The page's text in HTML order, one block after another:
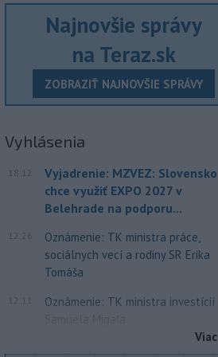
Najnovšie správy
na Teraz.sk
ZOBRAZIŤ NAJNOVŠIE SPRÁVY
Vyhlásenia
18:12
Vyjadrenie: MZVEZ: Slovensko
chce využiť EXPO 2027 v
Belehrade na podporu...
12:26
Oznámenie: TK ministra práce,
sociálnych vecí a rodiny SR Erika
Tomáša
Oznámenie: TK ministra investícií
Samuela Migaľa
Viac